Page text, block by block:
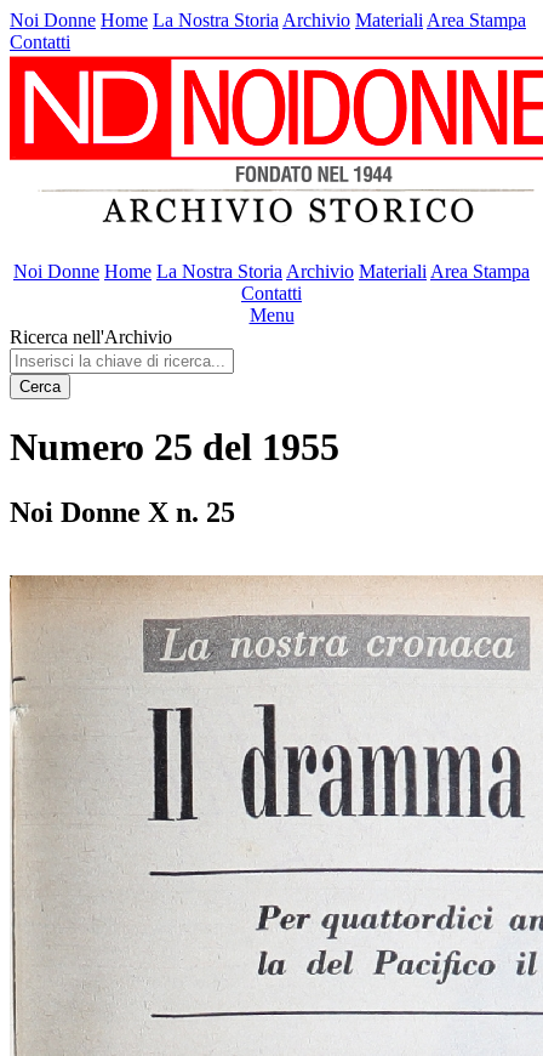
Noi Donne Home La Nostra Storia Archivio Materiali Area Stampa
Contatti
Noi Donne Home La Nostra Storia Archivio Materiali Area Stampa
Contatti
Menu
Ricerca nell'Archivio
Cerca
Numero 25 del 1955
Noi Donne X n. 25